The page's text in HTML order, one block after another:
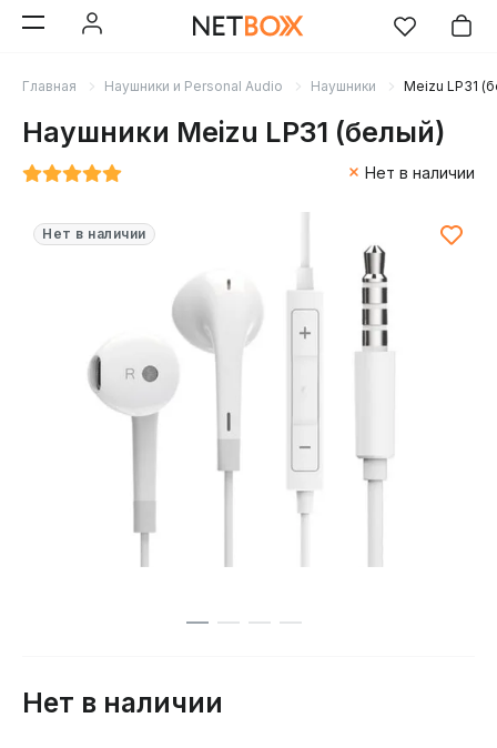
Главная Наушники и Personal Audio Наушники Meizu LP31
Наушники Meizu LP31 (белый)
Нет в наличии
Нет в наличии
Нет в наличии